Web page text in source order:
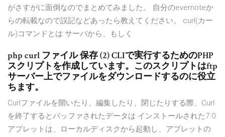
がさすがに面倒なのでまとめてみました。 自分のevernoteか
らの転載なので誤記などあったら教えてください。 curl(カー
ル)コマンドとは サーバから、もしく
php curl ファイル 保存 (2) CLIで実行するためのPHP
スクリプトを作成しています。このスクリプトはftp
サーバー上でファイルをダウンロードするのに役立
ちます。
Curlファイルを開いたり、編集したり、閉じたりする際、Curl
を終了するとバッファされたデータは インストールされた7.0
アプレットは、ローカルディスクから起動し、アプレットの